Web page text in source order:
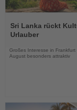
Sie
die
Sri Lanka rückt
Urlauber
Großes Interesse in
August besonders attraktiv